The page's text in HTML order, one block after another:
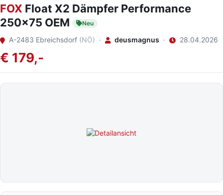
FOX Float X2 Dämpfer Performance
250x75 OEM
Neu
A-2483 Ebreichsdorf (NÖ) · deusmagnus · 28.04.2026
€ 179,-